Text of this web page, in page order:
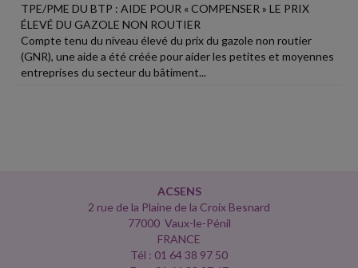
TPE/PME DU BTP : AIDE POUR « COMPENSER » LE PRIX
ÉLEVÉ DU GAZOLE NON ROUTIER
Compte tenu du niveau élevé du prix du gazole non routier
(GNR), une aide a été créée pour aider les petites et moyennes
entreprises du secteur du bâtiment...
ACSENS
2 rue de la Plaine de la Croix Besnard
77000 Vaux-le-Pénil
FRANCE
Tél : 01 64 38 97 50